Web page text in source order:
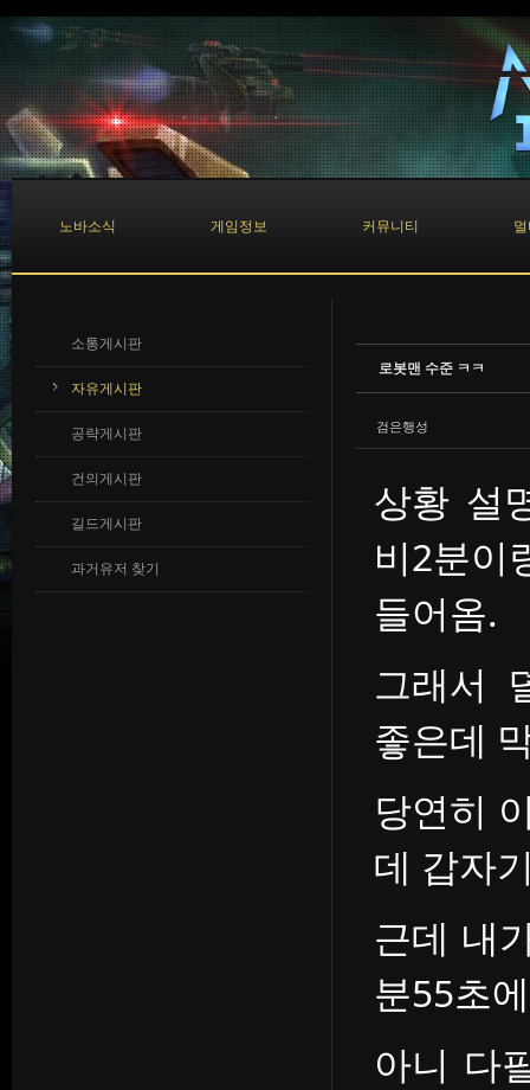
노바소식 게임정보 커뮤니티
소통게시판
자유게시판
공략게시판
건의게시판
길드게시판
과거유저 찾기
로봇맨 수준 ㅋㅋ
검은행성
상황 설
비2분
들어옴.
그래서
좋은데
당연히
데 갑자
근데 내
분55초
아니 다
Sketchbook5, 스케치북5
Sketchbook5, 스케치북5